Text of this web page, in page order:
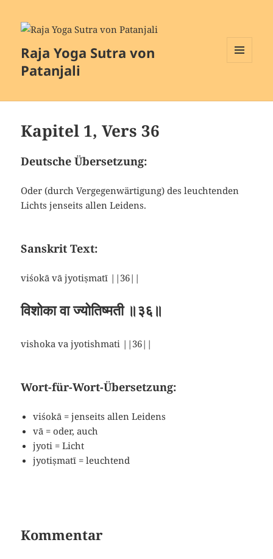
Raja Yoga Sutra von
Patanjali
Kapitel 1, Vers 36
Deutsche Übersetzung:
Oder (durch Vergegenwärtigung) des leuchtenden
Lichts jenseits allen Leidens.
Sanskrit Text:
viśokā vā jyotiṣmatī ||36||
विशोका वा ज्योतिष्मती ॥३६॥
vishoka va jyotishmati ||36||
Wort-für-Wort-Übersetzung:
viśokā = jenseits allen Leidens
vā = oder, auch
jyoti = Licht
jyotiṣmatī = leuchtend
Kommentar